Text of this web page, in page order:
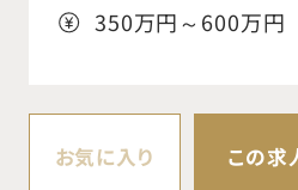
350万円～600万円
お気に入り この求